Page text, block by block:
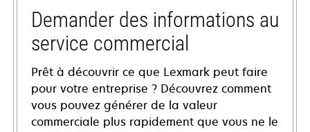
Demander des informations au
service commercial
Prêt à découvrir ce que Lexmark peut faire
pour votre entreprise ? Découvrez comment
vous pouvez générer de la valeur
commerciale plus rapidement que vous ne le